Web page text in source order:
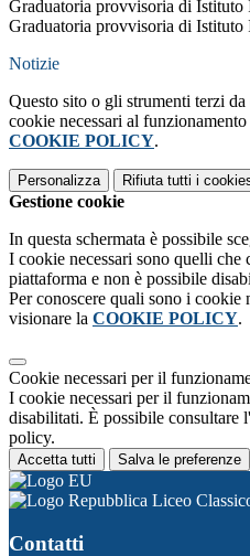
Graduatoria provvisoria di
Graduatoria provvisoria di
Notizie
Questo sito o gli strumenti terzi
cookie necessari al
COOKIE POLICY.
Personalizza Rifiuta tutti i
Gestione cookie
In questa schermata è possibile
I cookie necessari sono quelli
piattaforma e non è possibile
Per conoscere quali sono i cookie
visionare la COOKIE POLICY.
Cookie necessari per il
I cookie necessari per il
disabilitati. È possibile consultare
policy.
Accetta tutti Salva le preferenze
Liceo
Contatti